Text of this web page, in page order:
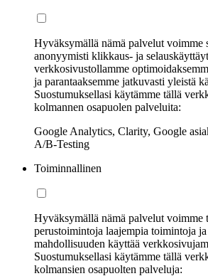
Hyväksymällä nämä palvelut voimme
anonyymisti klikkaus- ja
verkkosivustollamme
ja parantaaksemme jatkuvasti yleistä
Suostumuksellasi käytämme tällä
kolmannen osapuolen palveluita:
Google Analytics, Clarity, Google
A/B-Testing
Toiminnallinen
Hyväksymällä nämä palvelut voimme
perustoimintoja laajempia toimintoja
mahdollisuuden käyttää
Suostumuksellasi käytämme tällä
kolmansien osapuolten palveluja: